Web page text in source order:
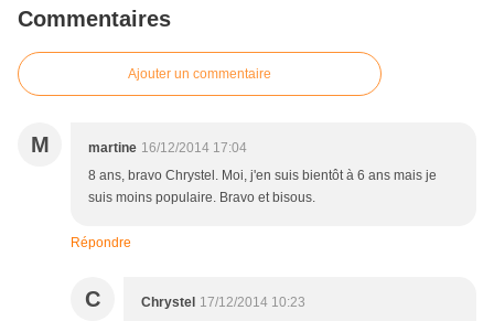
Commentaires
Ajouter un commentaire
M martine 16/12/2014 17:04
8 ans, bravo Chrystel. Moi, j'en suis bientôt à 6 ans mais je
suis moins populaire. Bravo et bisous.
Répondre
C Chrystel 17/12/2014 10:23